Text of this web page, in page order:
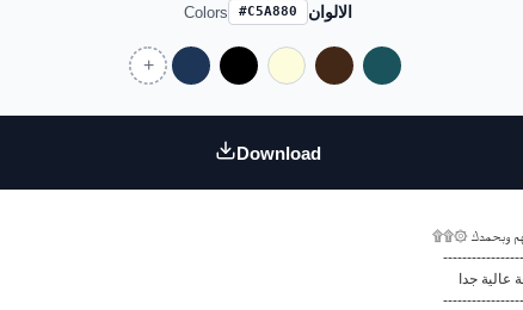
Colors #C5A880 الالوان
Download
وبحمدك ۞۩۩
عالية جدا